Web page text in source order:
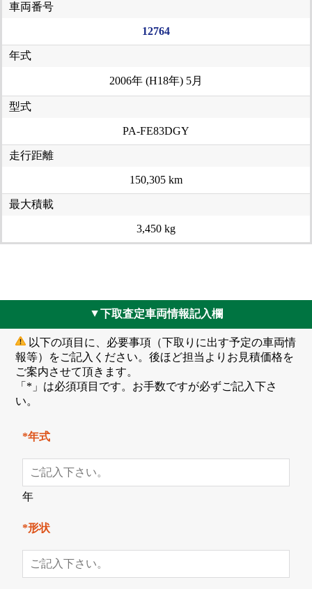
車両番号
12764
年式
2006年 (H18年) 5月
型式
PA-FE83DGY
走行距離
150,305 km
最大積載
3,450 kg
▲下取査定車両情報記入欄
以下の項目に、必要事項（下取りに出す予定の車両情
報等）をご記入ください。後ほど担当よりお見積価格を
ご案内させて頂きます。
「*」は必須項目です。お手数ですが必ずご記入下さ
い。
*年式
年
*形状